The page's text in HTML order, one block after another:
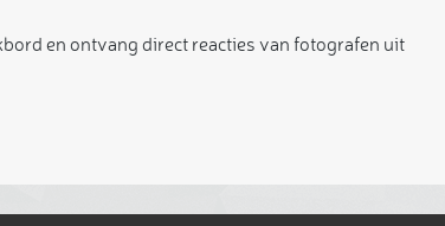
en ontvang direct reacties van fotografen uit